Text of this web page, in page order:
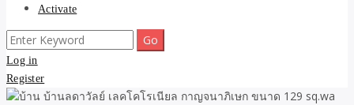
Activate
Search
for:
Log in
Register